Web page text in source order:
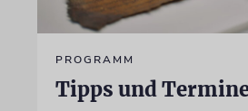
PROGRAMM
Tipps und